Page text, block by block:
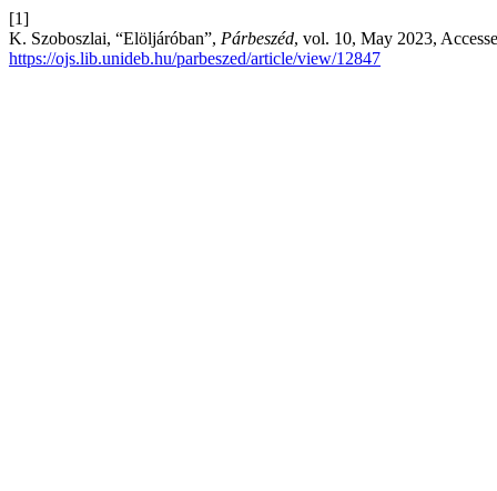
[1]
K. Szoboszlai, “Elöljáróban”, Párbeszéd, vol. 10, May 2023,
https://ojs.lib.unideb.hu/parbeszed/article/view/12847